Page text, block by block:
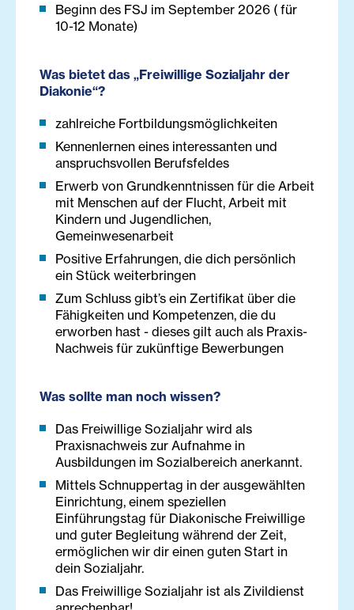
Beginn des FSJ im September 2026 ( für
10-12 Monate)
Was bietet das „Freiwillige Sozialjahr der
Diakonie“?
zahlreiche Fortbildungsmöglichkeiten
Kennenlernen eines interessanten und
anspruchsvollen Berufsfeldes
Erwerb von Grundkenntnissen für die Arbeit
mit Menschen auf der Flucht, Arbeit mit
Kindern und Jugendlichen,
Gemeinwesenarbeit
Positive Erfahrungen, die dich persönlich
ein Stück weiterbringen
Zum Schluss gibt’s ein Zertifikat über die
Fähigkeiten und Kompetenzen, die du
erworben hast - dieses gilt auch als Praxis-
Nachweis für zukünftige Bewerbungen
Was sollte man noch wissen?
Das Freiwillige Sozialjahr wird als
Praxisnachweis zur Aufnahme in
Ausbildungen im Sozialbereich anerkannt.
Mittels Schnuppertag in der ausgewählten
Einrichtung, einem speziellen
Einführungstag für Diakonische Freiwillige
und guter Begleitung während der Zeit,
ermöglichen wir dir einen guten Start in
dein Sozialjahr.
Das Freiwillige Sozialjahr ist als Zivildienst